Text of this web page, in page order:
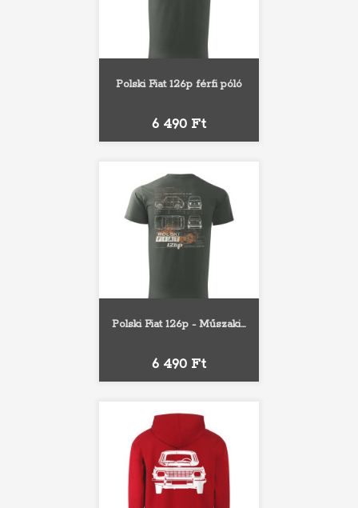
Polski Fiat 126p férfi póló
Ár
6 490 Ft
Polski Fiat 126p - Műszaki...
Ár
6 490 Ft